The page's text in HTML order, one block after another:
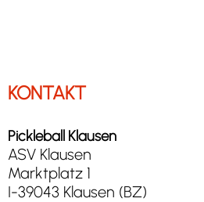
KONTAKT
Pickleball Klausen
ASV Klausen
Marktplatz 1
I-39043 Klausen (BZ)